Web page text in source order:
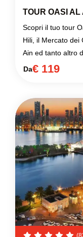
TOUR OASI AL
Scopri il tuo tour
Hili, il Mercato dei
Ain ed tanto altro
Da€ 119